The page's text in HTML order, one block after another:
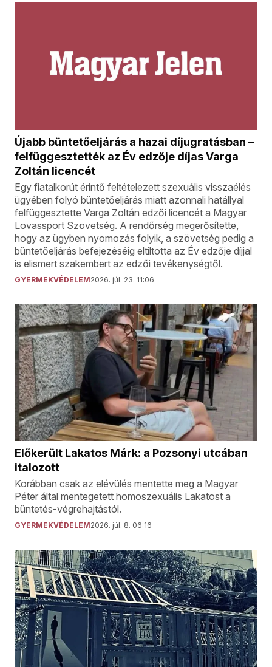
Újabb büntetőeljárás a hazai díjugratásban –
felfüggesztették az Év edzője díjas Varga
Zoltán licencét
Egy fiatalkorút érintő feltételezett szexuális visszaélés
ügyében folyó büntetőeljárás miatt azonnali hatállyal
felfüggesztette Varga Zoltán edzői licencét a Magyar
Lovassport Szövetség. A rendőrség megerősítette,
hogy az ügyben nyomozás folyik, a szövetség pedig a
büntetőeljárás befejezéséig eltiltotta az Év edzője díjjal
is elismert szakembert az edzői tevékenységtől.
GYERMEKVÉDELEM2026. júl. 23. 11:06
Előkerült Lakatos Márk: a Pozsonyi utcában
italozott
Korábban csak az elévülés mentette meg a Magyar
Péter által mentegetett homoszexuális Lakatost a
büntetés-végrehajtástól.
GYERMEKVÉDELEM2026. júl. 8. 06:16